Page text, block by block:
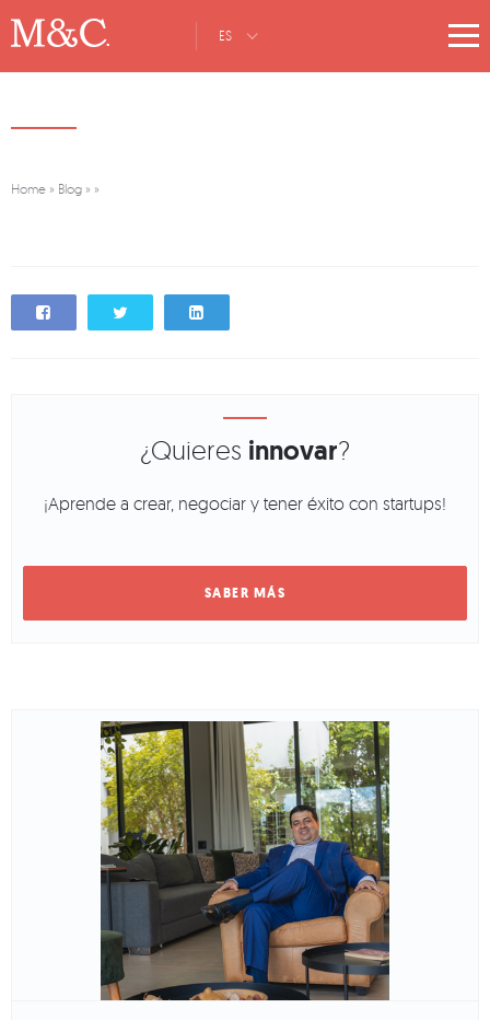
ES
Home » Blog » »
¿Quieres innovar?
¡Aprende a crear, negociar y tener éxito con startups!